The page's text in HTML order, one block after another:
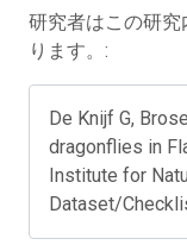
研究者はこの研
ります。:
De Knijf G,
dragonflies in
Institute for
Dataset/